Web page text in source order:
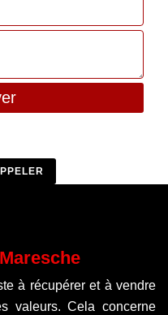
à récupérer et à vendre
valeurs. Cela concerne